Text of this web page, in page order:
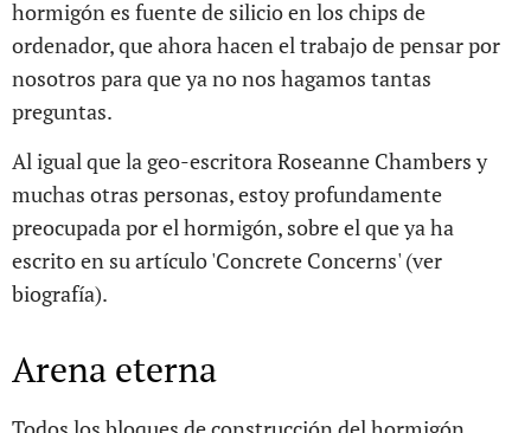
hormigón es fuente de silicio en los chips de
ordenador, que ahora hacen el trabajo de pensar por
nosotros para que ya no nos hagamos tantas
preguntas.
Al igual que la geo-escritora Roseanne Chambers y
muchas otras personas, estoy profundamente
preocupada por el hormigón, sobre el que ya ha
escrito en su artículo 'Concrete Concerns' (ver
biografía).
Arena eterna